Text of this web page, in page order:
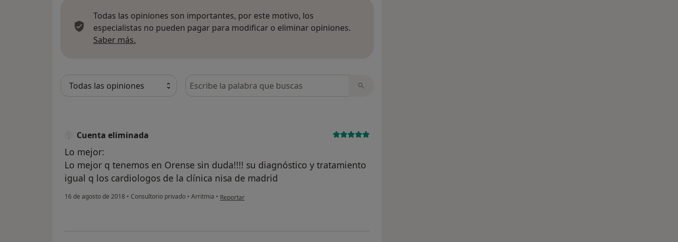
Todas las opiniones son importantes, por este motivo, los
especialistas no pueden pagar para modificar o eliminar opiniones.
Saber más.
Busca en opiniones
Cuenta eliminada
Lo mejor:
Lo mejor q tenemos en Orense sin duda!!!! su diagnóstico y tratamiento
igual q los cardiologos de la clínica nisa de madrid
16 de agosto de 2018 • Consultorio privado • Arritmia • en opinión del usuario Cuenta eliminada
Reportar